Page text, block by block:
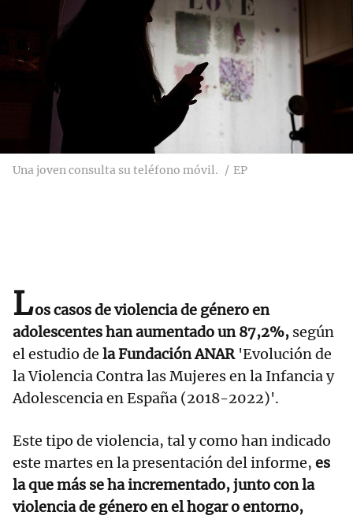
Una joven consulta su teléfono móvil. EP
Los casos de violencia de género en
adolescentes han aumentado un 87,2%, según
el estudio de la Fundación ANAR'Evolución de
la Violencia Contra las Mujeres en la Infancia y
Adolescencia en España (2018-2022)'.
Este tipo de violencia, tal y como han indicado
este martes en la presentación del informe, es
la que más se ha incrementado, junto con la
violencia de género en el hogar o entorno,